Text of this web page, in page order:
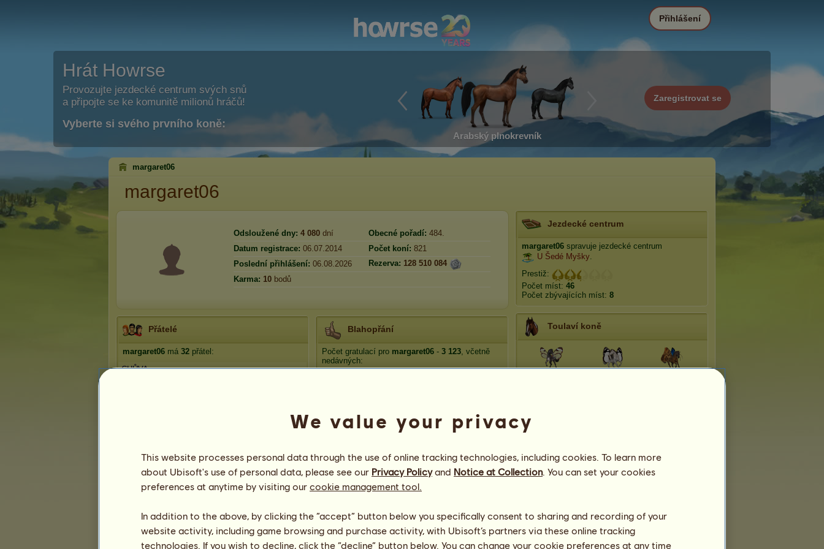
Hrát Howrse
Provozujte jezdecké centrum svých snů
a připojte se ke komunitě milionů hráčů!
Vyberte si svého prvního koně:
Arabský plnokrevník
Zaregistrovat se
Přihlášení
margaret06
margaret06
Odsloužené dny: 4 080 dní Obecné pořadí: 484.
Datum registrace: 06.07.2014 Počet koní: 821
Poslední přihlášení: 06.08.2026 Rezerva: 128 510 084
Karma: 10 bodů
Přátelé
margaret06 má 32 přátel:
CHŮVA
Blahopřání
Počet gratulací pro margaret06 - 3 123, včetně
nedávných:
Frantic Dogs
před 5 dní
Trofeje
Jezdecké centrum
margaret06 spravuje jezdecké centrum
U Šedé Myšky.
Prestiž:
Počet míst: 46
Počet zbývajících míst: 8
Toulaví koně
Smrtihlav Modrásek
admirál
We value your privacy
This website processes personal data through the use of online tracking technologies, including cookies. To learn more
about Ubisoft's use of personal data, please see our Privacy Policyand Notice at Collection. You can set your cookies
preferences at anytime by visiting our cookie management tool.
In addition to the above, by clicking the “accept” button below you specifically consent to sharing and recording of your
website activity, including game browsing and purchase activity, with Ubisoft’s partners via these online tracking
technologies. If you wish to decline, click the “decline” button below. You can change your cookie preferences at any time